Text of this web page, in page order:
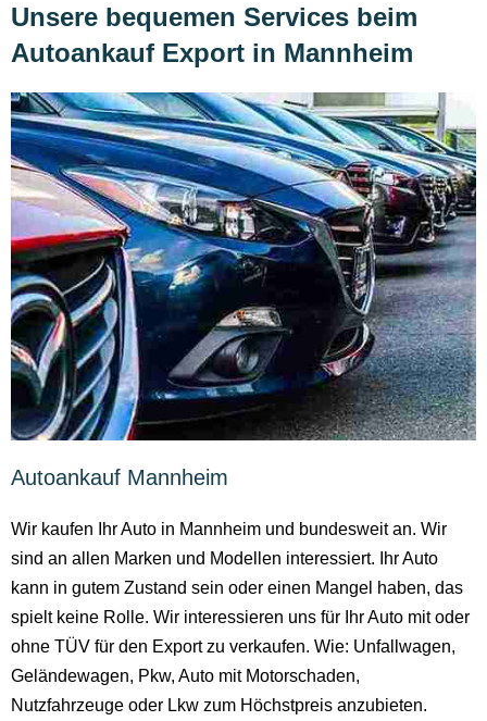
Unsere bequemen Services beim
Autoankauf Export in Mannheim
Autoankauf Mannheim
Wir kaufen Ihr Auto in Mannheim und bundesweit an. Wir
sind an allen Marken und Modellen interessiert. Ihr Auto
kann in gutem Zustand sein oder einen Mangel haben, das
spielt keine Rolle. Wir interessieren uns für Ihr Auto mit oder
ohne TÜV für den Export zu verkaufen. Wie: Unfallwagen,
Geländewagen, Pkw, Auto mit Motorschaden,
Nutzfahrzeuge oder Lkw zum Höchstpreis anzubieten.